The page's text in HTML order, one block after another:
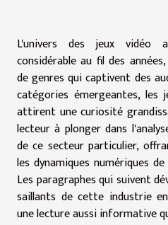
L'univers des jeux vidéo
considérable au fil des
de genres qui captivent des
catégories émergeantes,
attirent une curiosité
lecteur à plonger dans
de ce secteur particulier,
les dynamiques numériques
Les paragraphes qui suivent
saillants de cette industrie
une lecture aussi informative